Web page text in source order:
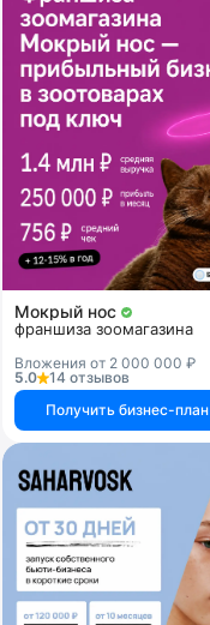
Мокрый нос
франшиза зоомагазина
Вложения от 2 000 000 ₽
5.0
14 отзывов
Получить бизнес-план